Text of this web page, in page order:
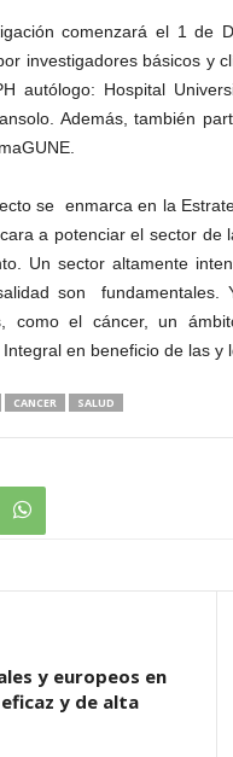
comenzará el 1 de
investigadores básicos y
autólogo: Hospital
Además, también
se enmarca en la
a potenciar el sector
Un sector altamente
son
como el cáncer, un
en beneficio de las y
CANCER SALUD
y europeos en
y de alta